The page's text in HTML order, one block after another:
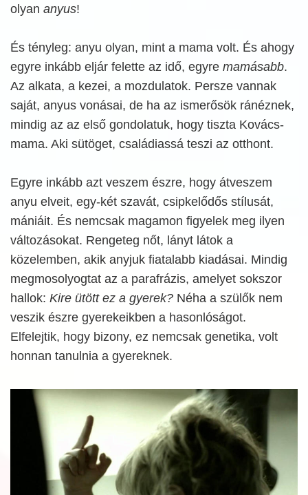
olyan anyus!
És tényleg: anyu olyan, mint a mama volt. És ahogy
egyre inkább eljár felette az idő, egyre mamásabb.
Az alkata, a kezei, a mozdulatok. Persze vannak
saját, anyus vonásai, de ha az ismerősök ránéznek,
mindig az az első gondolatuk, hogy tiszta Kovács-
mama. Aki sütöget, családiassá teszi az otthont.
Egyre inkább azt veszem észre, hogy átveszem
anyu elveit, egy-két szavát, csipkelődős stílusát,
mániáit. És nemcsak magamon figyelek meg ilyen
változásokat. Rengeteg nőt, lányt látok a
közelemben, akik anyjuk fiatalabb kiadásai. Mindig
megmosolyogtat az a parafrázis, amelyet sokszor
hallok: Kire ütött ez a gyerek? Néha a szülők nem
veszik észre gyerekeikben a hasonlóságot.
Elfelejtik, hogy bizony, ez nemcsak genetika, volt
honnan tanulnia a gyereknek.